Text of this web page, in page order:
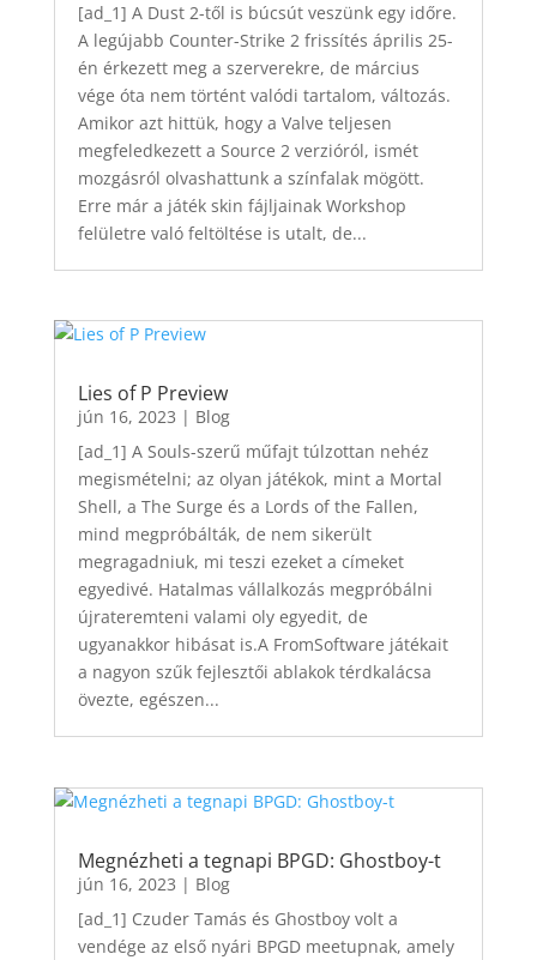
[ad_1] A Dust 2-től is búcsút veszünk egy időre.
A legújabb Counter-Strike 2 frissítés április 25-
én érkezett meg a szerverekre, de március
vége óta nem történt valódi tartalom, változás.
Amikor azt hittük, hogy a Valve teljesen
megfeledkezett a Source 2 verzióról, ismét
mozgásról olvashattunk a színfalak mögött.
Erre már a játék skin fájljainak Workshop
felületre való feltöltése is utalt, de...
Lies of P Preview
jún 16, 2023 | Blog
[ad_1] A Souls-szerű műfajt túlzottan nehéz
megismételni; az olyan játékok, mint a Mortal
Shell, a The Surge és a Lords of the Fallen,
mind megpróbálták, de nem sikerült
megragadniuk, mi teszi ezeket a címeket
egyedivé. Hatalmas vállalkozás megpróbálni
újrateremteni valami oly egyedit, de
ugyanakkor hibásat is.A FromSoftware játékait
a nagyon szűk fejlesztői ablakok térdkalácsa
övezte, egészen...
Megnézheti a tegnapi BPGD: Ghostboy-t
jún 16, 2023 | Blog
[ad_1] Czuder Tamás és Ghostboy volt a
vendége az első nyári BPGD meetupnak, amely